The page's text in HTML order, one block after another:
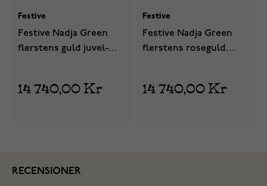
Festive
Festive Nadja Green
flerstens guld juvel-
14 740,00 Kr
Festive
Festive Nadja Green
flerstens roseguld
14 740,00 Kr
RECENSIONER